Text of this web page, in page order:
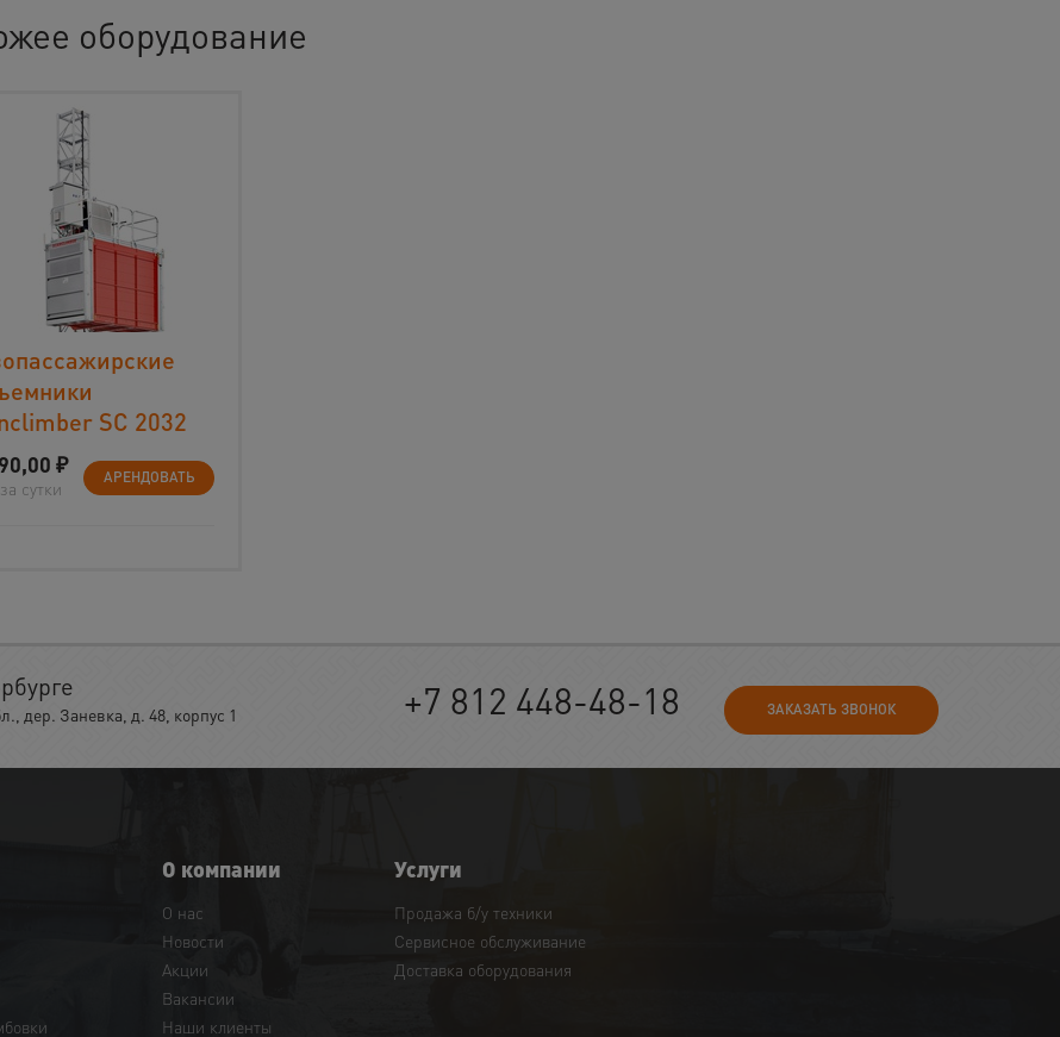
оборудование
SC 2032
₽
сутки
АРЕНДОВАТЬ
дер. Заневка, д. 48, корпус 1 +7 812 448-48-18 ЗАКАЗАТЬ ЗВОНОК
О компании
О нас
Новости
Акции
Вакансии
Наши клиенты
Услуги
Продажа б/у техники
Сервисное обслуживание
Доставка оборудования